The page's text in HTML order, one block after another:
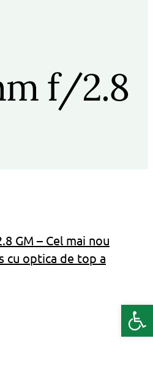
f/2.8
GM – Cel mai nou
cu optica de top a